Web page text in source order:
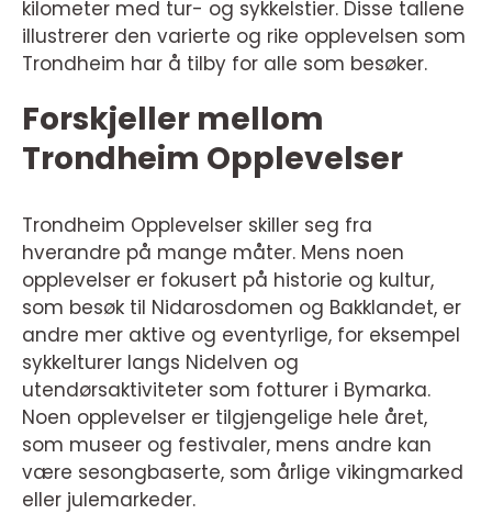
kilometer med tur- og sykkelstier. Disse tallene
illustrerer den varierte og rike opplevelsen som
Trondheim har å tilby for alle som besøker.
Forskjeller mellom
Trondheim Opplevelser
Trondheim Opplevelser skiller seg fra
hverandre på mange måter. Mens noen
opplevelser er fokusert på historie og kultur,
som besøk til Nidarosdomen og Bakklandet, er
andre mer aktive og eventyrlige, for eksempel
sykkelturer langs Nidelven og
utendørsaktiviteter som fotturer i Bymarka.
Noen opplevelser er tilgjengelige hele året,
som museer og festivaler, mens andre kan
være sesongbaserte, som årlige vikingmarked
eller julemarkeder.